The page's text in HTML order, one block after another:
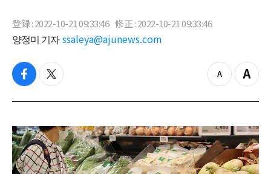
登録 : 2022-10-21 09:33:46 修正 : 2022-10-21 09:33:46
양정미 기자 ssaleya@ajunews.com
f
c
b
o
o
k
t
i
t
r
z
o
o
u
t
Z
o
i
n